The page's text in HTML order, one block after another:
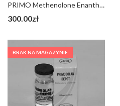
PRIMO Methenolone Enanthate 100 mg
300.00zł
BRAK NA MAGAZYNIE